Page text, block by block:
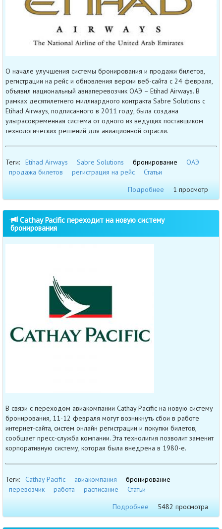
О начале улучшения системы бронирования и продажи билетов,
регистрации на рейс и обновления версии веб-сайта с 24 февраля,
объявил национальный авиаперевозчик ОАЭ – Etihad Airways. В
рамках десятилетнего миллиардного контракта Sabre Solutions с
Etihad Airways, подписанного в 2011 году, была создана
ультрасовременная система от одного из ведущих поставщиком
технологических решений для авиационной отрасли.
Теги: Etihad Airways Sabre Solutions бронирование
ОАЭ
продажа билетов
регистрация на рейс
Статьи
Подробнее
1 просмотр
Cathay Pacific переходит на новую систему
бронирования
В связи с переходом авиакомпании Cathay Pacific на новую систему
бронирования, 11-12 февраля могут возникнуть сбои в работе
интернет-сайта, систем онлайн регистрации и покупки билетов,
сообщает пресс-служба компании. Эта технолигия позволит заменит
корпоративную систему, которая была внедрена в 1980-е.
Теги: Cathay Pacific авиакомпания
бронирование
перевозчик
работа расписание
Статьи
Подробнее
5482 просмотра